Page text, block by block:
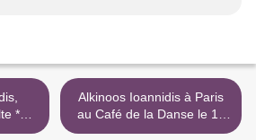
*
Alkinoos Ioannidis à Paris
au Café de la Danse le 15
octobre 2017 >